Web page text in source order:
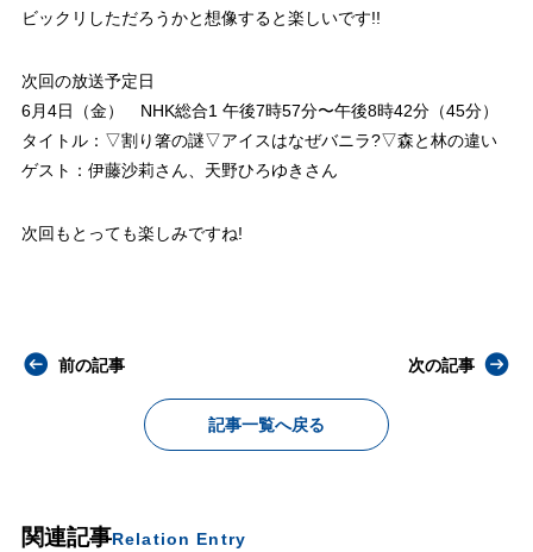
ビックリしただろうかと想像すると楽しいです!!
次回の放送予定日
6月4日（金） NHK総合1 午後7時57分〜午後8時42分（45分）
タイトル：▽割り箸の謎▽アイスはなぜバニラ?▽森と林の違い
ゲスト：伊藤沙莉さん、天野ひろゆきさん
次回もとっても楽しみですね!
前の記事
記事一覧へ戻る
次の記事
関連記事Relation Entry